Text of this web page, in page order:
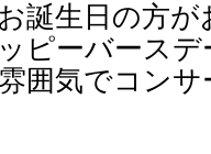
誕生日の方
ピーバース
囲気でコン